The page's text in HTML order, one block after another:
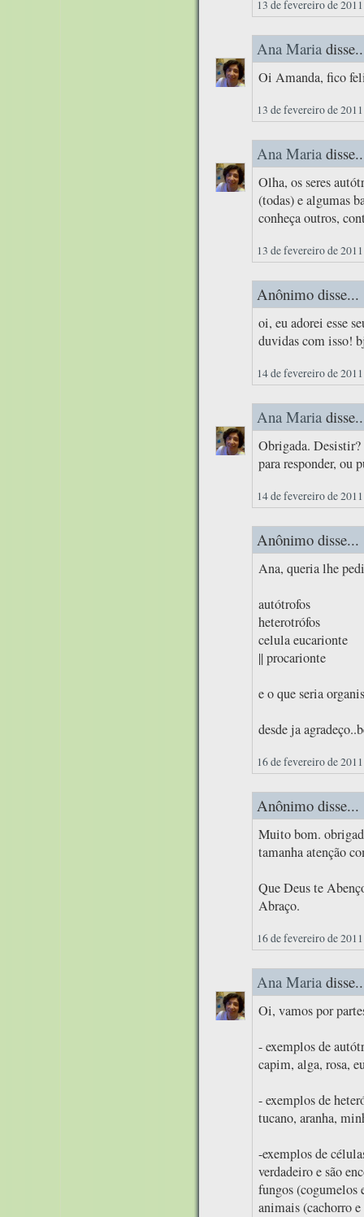
13 de fevereiro de
Ana Maria
Oi Amanda, fico
13 de fevereiro de
Ana Maria
Olha, os seres
(todas) e algumas
conheça outros,
13 de fevereiro de
Anônimo disse...
oi, eu adorei esse
duvidas com isso!
14 de fevereiro de
Ana Maria
Obrigada.
para responder, ou
14 de fevereiro de
Anônimo disse...
Ana, queria lhe
autótrofos
heterotrófos
celula eucarionte
|| procarionte
e o que seria
desde ja
16 de fevereiro de
Anônimo disse...
Muito bom.
tamanha atenção
Que Deus te
Abraço.
16 de fevereiro de
Ana Maria
Oi, vamos por
- exemplos de
capim, alga, rosa,
- exemplos de
tucano, aranha,
-exemplos de
verdadeiro e são
fungos (cogumelos
animais (cachorro